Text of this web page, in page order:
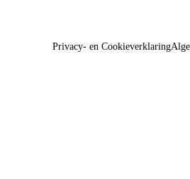
Privacy- en Cookieverklaring